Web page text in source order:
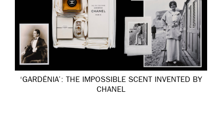
‘GARDÉNIA’: THE IMPOSSIBLE SCENT INVENTED BY
CHANEL